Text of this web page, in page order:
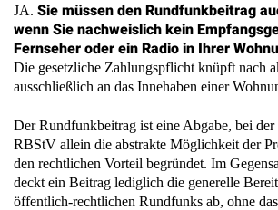
JA. Sie müssen den Rundfunkbeitrag
wenn Sie nachweislich kein
Fernseher oder ein Radio in Ihrer
Die gesetzliche Zahlungspflicht knüpft nach
ausschließlich an das Innehaben einer
Der Rundfunkbeitrag ist eine Abgabe, bei der
RBStV allein die abstrakte Möglichkeit der
den rechtlichen Vorteil begründet. Im
deckt ein Beitrag lediglich die generelle
öffentlich-rechtlichen Rundfunks ab, ohne